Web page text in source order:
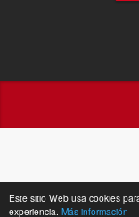
Este sitio Web usa cookies
experiencia. Más información